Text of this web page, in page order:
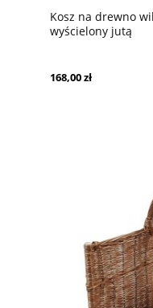
Kosz na drewno
wyścielony jutą
168,00 zł